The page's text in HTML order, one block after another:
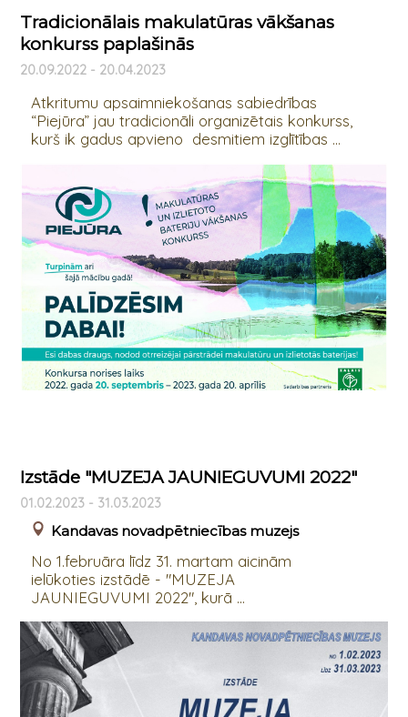
Tradicionālais makulatūras vākšanas
konkurss paplašinās
20.09.2022 - 20.04.2023
Atkritumu apsaimniekošanas sabiedrības
“Piejūra” jau tradicionāli organizētais konkurss,
kurš ik gadus apvieno desmitiem izglītības ...
Izstāde "MUZEJA JAUNIEGUVUMI 2022"
01.02.2023 - 31.03.2023
Kandavas novadpētniecības muzejs
No 1.februāra līdz 31. martam aicinām
ielūkoties izstādē - "MUZEJA
JAUNIEGUVUMI 2022", kurā ...